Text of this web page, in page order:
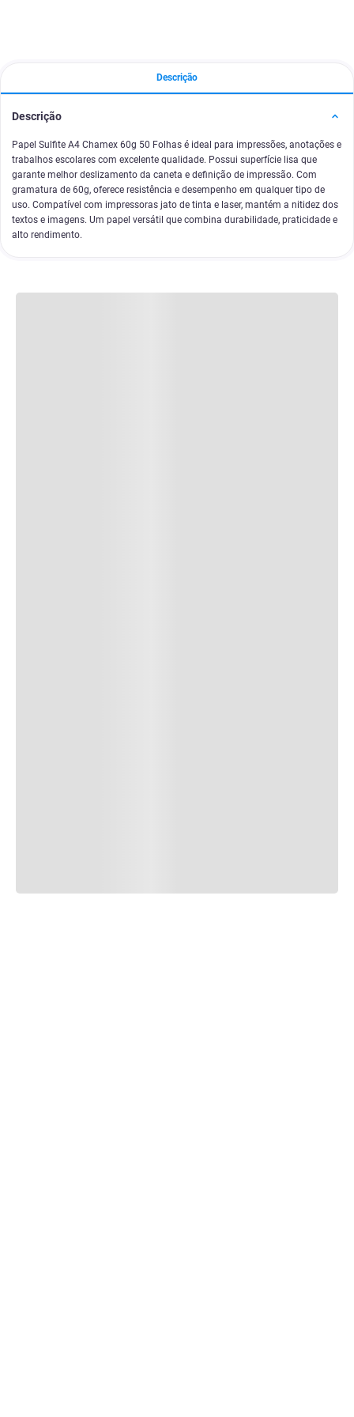
Descrição
Descrição
Papel Sulfite A4 Chamex 60g 50 Folhas é ideal para impressões, anotações e
trabalhos escolares com excelente qualidade. Possui superfície lisa que
garante melhor deslizamento da caneta e definição de impressão. Com
gramatura de 60g, oferece resistência e desempenho em qualquer tipo de
uso. Compatível com impressoras jato de tinta e laser, mantém a nitidez dos
textos e imagens. Um papel versátil que combina durabilidade, praticidade e
alto rendimento.